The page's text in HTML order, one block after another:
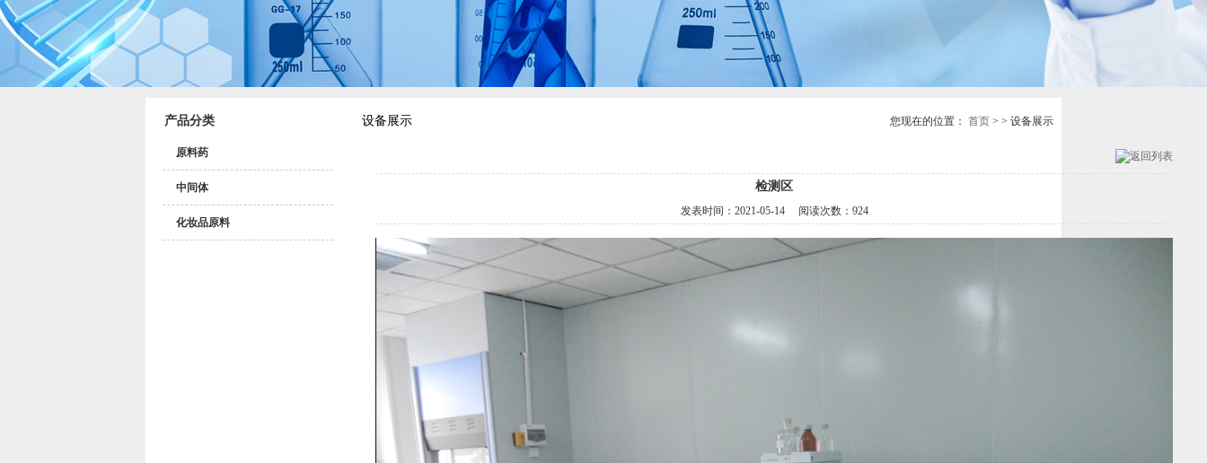
产品分类
原料药
中间体
化妆品原料
设备展示 您现在的位置： 首页 > > 设备展示
检测区
发表时间： 2021-05-14阅读次数： 924